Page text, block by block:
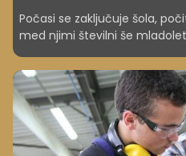
Počasi se zaključuje šola,
med njimi številni še
saj si želijo tako zaslužka kot
razpoloženje na trgu dela?